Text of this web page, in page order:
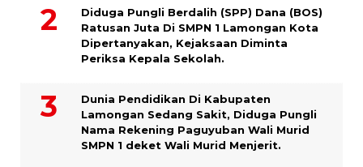
Diduga Pungli Berdalih (SPP) Dana (BOS)
Ratusan Juta Di SMPN 1 Lamongan Kota
Dipertanyakan, Kejaksaan Diminta
Periksa Kepala Sekolah.
Dunia Pendidikan Di Kabupaten
Lamongan Sedang Sakit, Diduga Pungli
Nama Rekening Paguyuban Wali Murid
SMPN 1 deket Wali Murid Menjerit.